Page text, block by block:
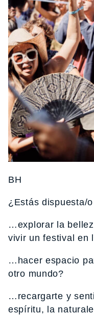
BH
¿Estás dispuesta/
…explorar la
vivir un festival en
…hacer espacio
otro mundo?
…recargarte y
espíritu, la